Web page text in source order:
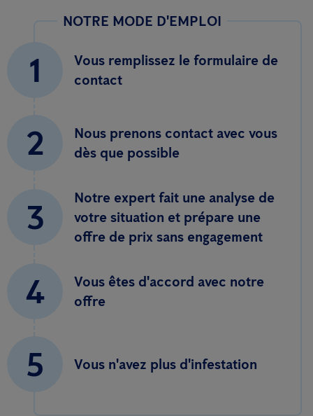
NOTRE MODE D'EMPLOI
1
Vous remplissez le formulaire de
contact
2
Nous prenons contact avec vous
dès que possible
3
Notre expert fait une analyse de
votre situation et prépare une
offre de prix sans engagement
4
Vous êtes d'accord avec notre
offre
5 Vous n'avez plus d'infestation